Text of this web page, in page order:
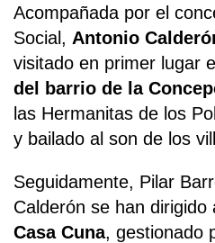
Acompañada por el
Social, Antonio
visitado en primer lugar el
del barrio de la
las Hermanitas de los
y bailado al son de los
Seguidamente, Pilar
Calderón se han dirigido
Casa Cuna, gestionado